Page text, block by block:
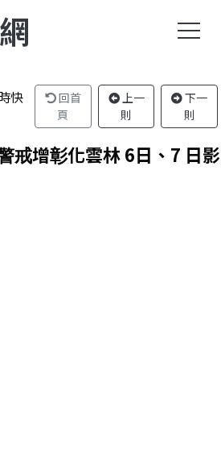
快
回首
頁
上一
則
下一
則
戒增彰化雲林 6日、7 日影